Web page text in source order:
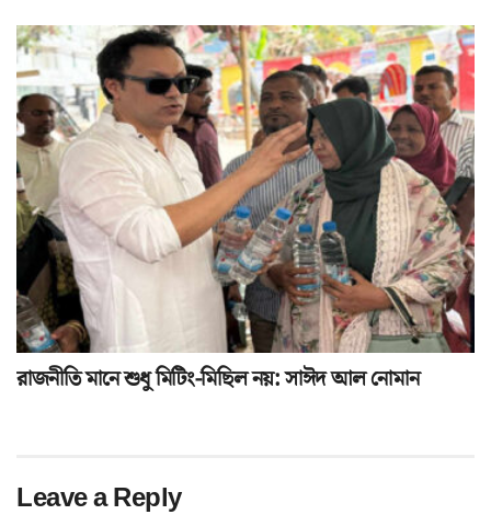
রাজনীতি মানে শুধু মিটিং-মিছিল নয়: সাঈদ আল নোমান
Leave a Reply